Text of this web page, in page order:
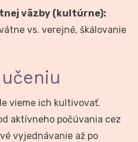
väzby (kultúrne):
vs. verejné, škálovanie
vieme ich kultivovať.
aktívneho počúvania cez
vyjednávanie až po